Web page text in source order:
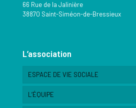
66 Rue de la Jalinière
38870 Saint-Siméon-de-Bressieux
L’association
ESPACE DE VIE SOCIALE
L’ÉQUIPE